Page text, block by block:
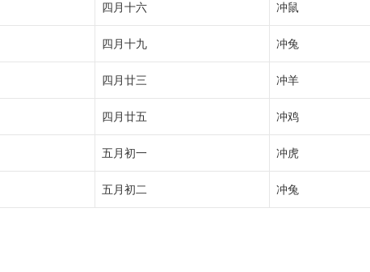
四月十六 冲鼠
四月十九 冲兔
四月廿三 冲羊
四月廿五 冲鸡
五月初一 冲虎
五月初二 冲兔